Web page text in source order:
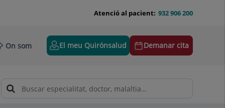
932 906 200
Atenció al pacient:
On som El meu Quirónsalud Demanar cita